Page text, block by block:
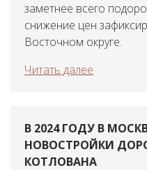
заметнее всего
снижение цен
Восточном округе.
Читать далее
В 2024 ГОДУ В
НОВОСТРОЙКИ
КОТЛОВАНА